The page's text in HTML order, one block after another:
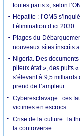
toutes parts », selon
Hépatite : l’OMS
l’élimination d’ici 2030
Plages du
nouveaux sites inscrits
Nigeria. Des
piteux état », des puits
s’élevant à 9,5
prend de l’ampleur
Cyberesclavage : ces
victimes en escrocs
Crise de la culture : la
la controverse